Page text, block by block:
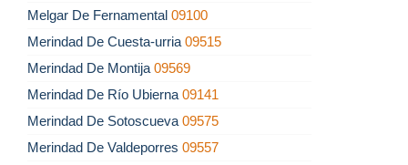
Melgar De Fernamental 09100
Merindad De Cuesta-urria 09515
Merindad De Montija 09569
Merindad De Río Ubierna 09141
Merindad De Sotoscueva 09575
Merindad De Valdeporres 09557